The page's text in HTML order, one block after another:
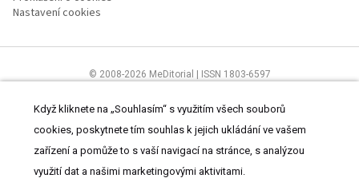
Nastavení cookies
© 2008-2026 MeDitorial | ISSN 1803-6597
Čtěte prohlášeníaZásady zpracování osobních údajů
Když kliknete na „Souhlasím“ s využitím všech souborů
cookies, poskytnete tím souhlas k jejich ukládání ve vašem
zařízení a pomůže to s vaší navigací na stránce, s analýzou
využití dat a našimi marketingovými aktivitami.